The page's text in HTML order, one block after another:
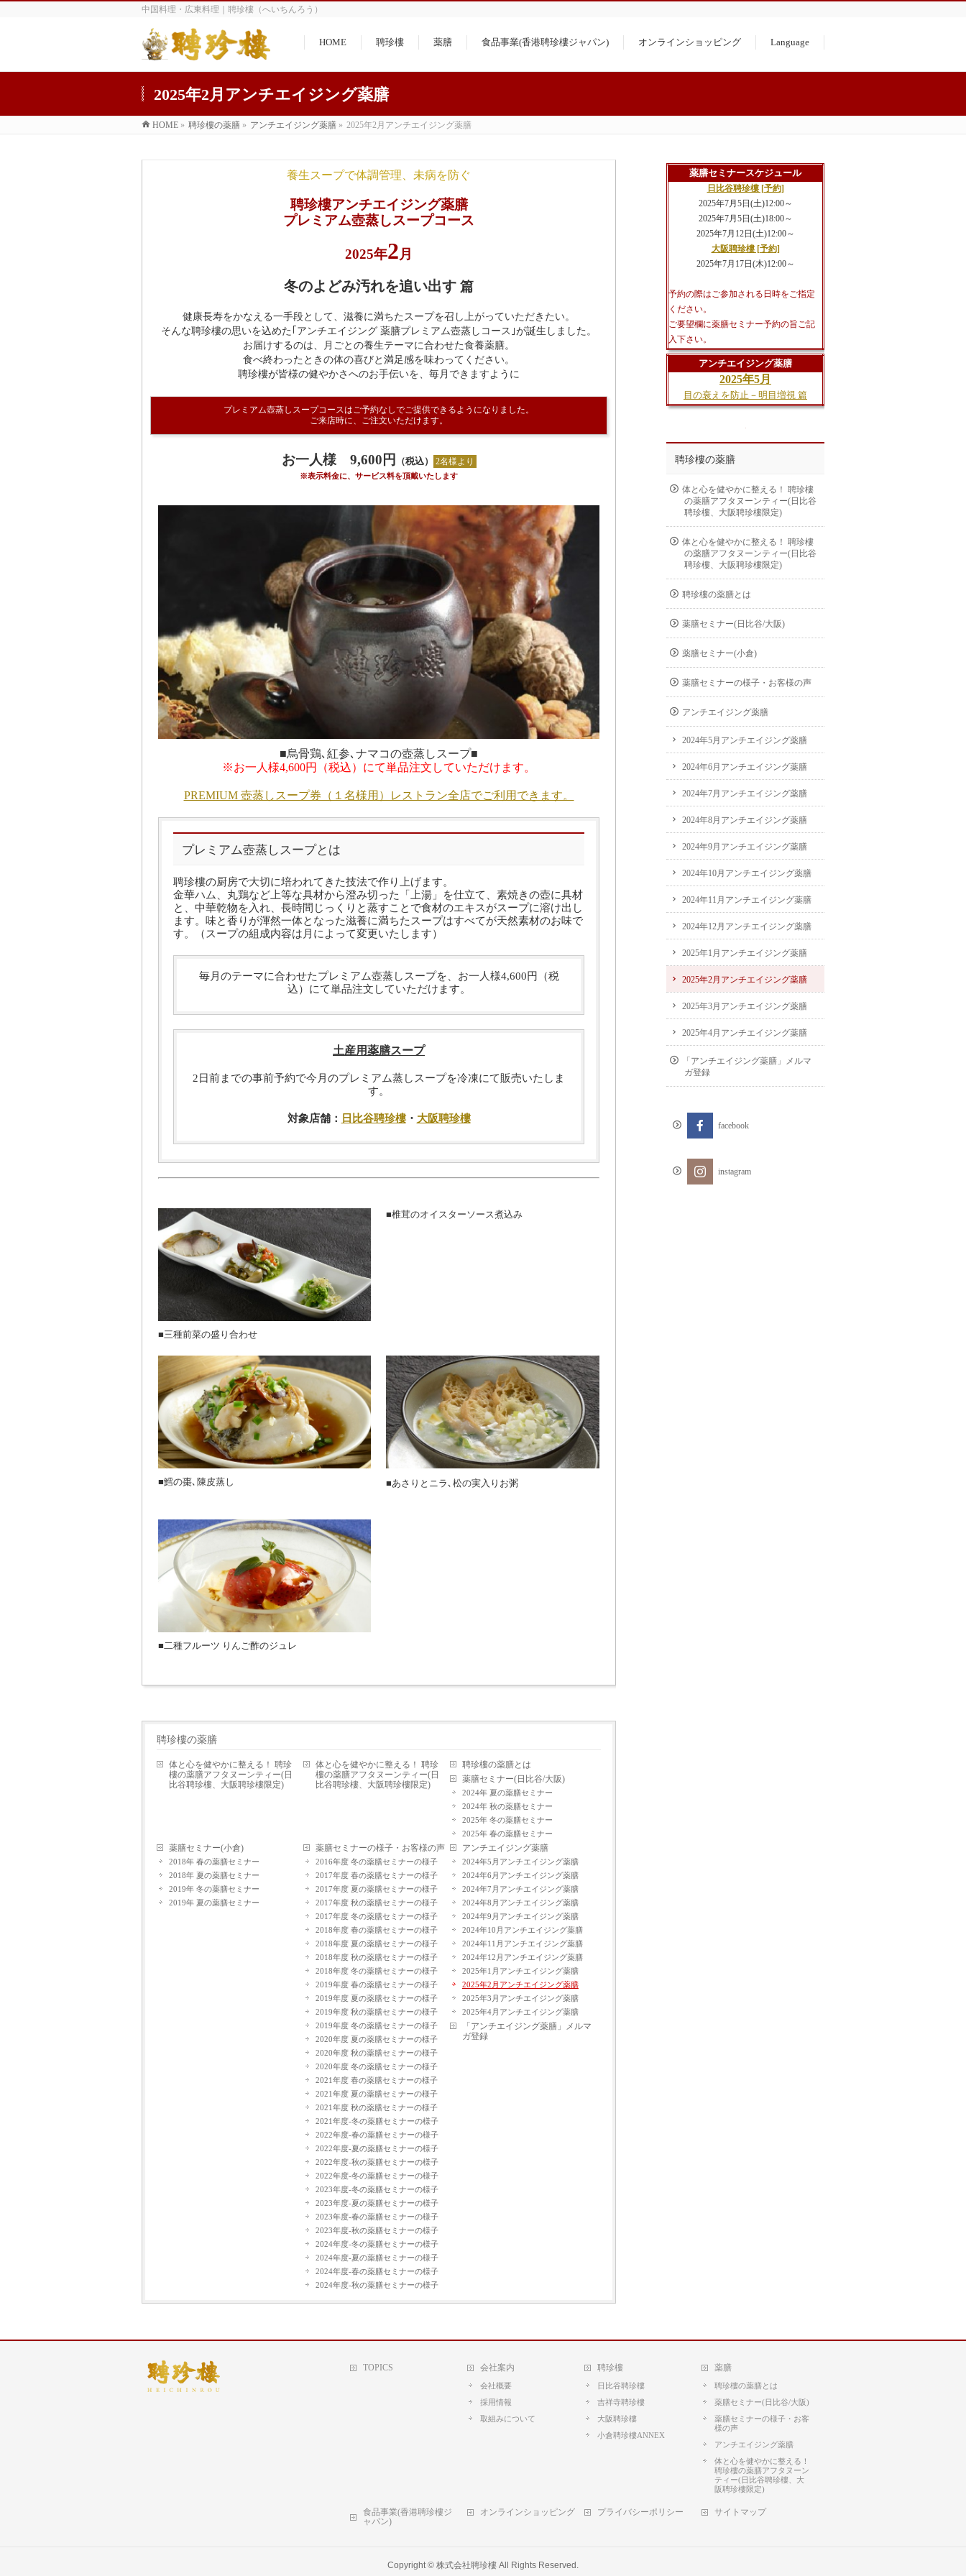
中国料理・広東料理｜聘珍樓（へいちんろう）
HOME 聘珍樓 薬膳 食品事業(香港聘珍樓ジャパン) オンラインショッピング Language
2025年2月アンチエイジング薬膳
HOME » 聘珍樓の薬膳 » アンチエイジング薬膳 » 2025年2月アンチエイジング薬膳
養生スープで体調管理、未病を防ぐ
聘珍樓アンチエイジング薬膳
プレミアム壺蒸しスープコース
2025年2月
冬のよどみ汚れを追い出す 篇
健康長寿をかなえる一手段として、滋養に満ちたスープを召し上がっていただきたい。
そんな聘珍樓の思いを込めた｢アンチエイジング 薬膳プレミアム壺蒸しコース｣が誕生しました。
お届けするのは、月ごとの養生テーマに合わせた食養薬膳。
食べ終わったときの体の喜びと満足感を味わってください。
聘珍樓が皆様の健やかさへのお手伝いを、毎月できますように
プレミアム壺蒸しスープコースはご予約なしでご提供できるようになりました。
ご来店時に、ご注文いただけます。
お一人様 9,600円 （税込） 2名様より
※表示料金に、サービス料を頂戴いたします
■烏骨鶏､紅参､ナマコの壺蒸しスープ■
※お一人様4,600円（税込）にて単品注文していただけます。
PREMIUM 壺蒸しスープ券（１名様用）レストラン全店でご利用できます。
プレミアム壺蒸しスープとは
聘珍樓の厨房で大切に培われてきた技法で作り上げます。
金華ハム、丸鶏など上等な具材から澄み切った「上湯」を仕立て、素焼きの壺に具材
と、中華乾物を入れ、長時間じっくりと蒸すことで食材のエキスがスープに溶け出し
ます。味と香りが渾然一体となった滋養に満ちたスープはすべてが天然素材のお味で
す。（スープの組成内容は月によって変更いたします）
毎月のテーマに合わせたプレミアム壺蒸しスープを、お一人様4,600円（税
込）にて単品注文していただけます。
土産用薬膳スープ
2日前までの事前予約で今月のプレミアム蒸しスープを冷凍にて販売いたしま
す。
対象店舗： 日比谷聘珍樓・ 大阪聘珍樓
■三種前菜の盛り合わせ
■椎茸のオイスターソース煮込み
■鱈の棗､陳皮蒸し ■あさりとニラ､松の実入りお粥
■二種フルーツ りんご酢のジュレ
聘珍樓の薬膳
体と心を健やかに整える！ 聘珍
樓の薬膳アフタヌーンティー(日
比谷聘珍樓、大阪聘珍樓限定)
体と心を健やかに整える！ 聘珍
樓の薬膳アフタヌーンティー(日
比谷聘珍樓、大阪聘珍樓限定)
聘珍樓の薬膳とは
薬膳セミナー(日比谷/大阪)
2024年 夏の薬膳セミナー
2024年 秋の薬膳セミナー
2025年 冬の薬膳セミナー
2025年 春の薬膳セミナー
薬膳セミナー(小倉)
2018年 春の薬膳セミナー
2018年 夏の薬膳セミナー
2019年 冬の薬膳セミナー
2019年 夏の薬膳セミナー
薬膳セミナーの様子・お客様の声
2016年度 冬の薬膳セミナーの様子
2017年度 春の薬膳セミナーの様子
2017年度 夏の薬膳セミナーの様子
2017年度 秋の薬膳セミナーの様子
2017年度 冬の薬膳セミナーの様子
2018年度 春の薬膳セミナーの様子
2018年度 夏の薬膳セミナーの様子
2018年度 秋の薬膳セミナーの様子
2018年度 冬の薬膳セミナーの様子
2019年度 春の薬膳セミナーの様子
2019年度 夏の薬膳セミナーの様子
2019年度 秋の薬膳セミナーの様子
2019年度 冬の薬膳セミナーの様子
2020年度 夏の薬膳セミナーの様子
2020年度 秋の薬膳セミナーの様子
2020年度 冬の薬膳セミナーの様子
2021年度 春の薬膳セミナーの様子
2021年度 夏の薬膳セミナーの様子
2021年度 秋の薬膳セミナーの様子
2021年度-冬の薬膳セミナーの様子
2022年度-春の薬膳セミナーの様子
2022年度-夏の薬膳セミナーの様子
2022年度-秋の薬膳セミナーの様子
2022年度-冬の薬膳セミナーの様子
2023年度-冬の薬膳セミナーの様子
2023年度-夏の薬膳セミナーの様子
2023年度-春の薬膳セミナーの様子
2023年度-秋の薬膳セミナーの様子
2024年度-冬の薬膳セミナーの様子
2024年度-夏の薬膳セミナーの様子
2024年度-春の薬膳セミナーの様子
2024年度-秋の薬膳セミナーの様子
アンチエイジング薬膳
2024年5月アンチエイジング薬膳
2024年6月アンチエイジング薬膳
2024年7月アンチエイジング薬膳
2024年8月アンチエイジング薬膳
2024年9月アンチエイジング薬膳
2024年10月アンチエイジング薬膳
2024年11月アンチエイジング薬膳
2024年12月アンチエイジング薬膳
2025年1月アンチエイジング薬膳
2025年2月アンチエイジング薬膳
2025年3月アンチエイジング薬膳
2025年4月アンチエイジング薬膳
「アンチエイジング薬膳」メルマ
ガ登録
薬膳セミナースケジュール
日比谷聘珍樓 [予約]
2025年7月5日(土)12:00～
2025年7月5日(土)18:00～
2025年7月12日(土)12:00～
大阪聘珍樓 [予約]
2025年7月17日(木)12:00～
予約の際はご参加される日時をご指定
ください。
ご要望欄に薬膳セミナー予約の旨ご記
入下さい。
アンチエイジング薬膳
2025年5月
目の衰えを防止－明目増視 篇
聘珍樓の薬膳
体と心を健やかに整える！ 聘珍樓
の薬膳アフタヌーンティー(日比谷
聘珍樓、大阪聘珍樓限定)
体と心を健やかに整える！ 聘珍樓
の薬膳アフタヌーンティー(日比谷
聘珍樓、大阪聘珍樓限定)
聘珍樓の薬膳とは
薬膳セミナー(日比谷/大阪)
薬膳セミナー(小倉)
薬膳セミナーの様子・お客様の声
アンチエイジング薬膳
2024年5月アンチエイジング薬膳
2024年6月アンチエイジング薬膳
2024年7月アンチエイジング薬膳
2024年8月アンチエイジング薬膳
2024年9月アンチエイジング薬膳
2024年10月アンチエイジング薬膳
2024年11月アンチエイジング薬膳
2024年12月アンチエイジング薬膳
2025年1月アンチエイジング薬膳
2025年2月アンチエイジング薬膳
2025年3月アンチエイジング薬膳
2025年4月アンチエイジング薬膳
「アンチエイジング薬膳」メルマ
ガ登録
facebook
instagram
TOPICS 会社案内
会社概要
採用情報
取組みについて
聘珍樓
日比谷聘珍樓
吉祥寺聘珍樓
大阪聘珍樓
小倉聘珍樓ANNEX
薬膳
聘珍樓の薬膳とは
薬膳セミナー(日比谷/大阪)
薬膳セミナーの様子・お客
様の声
アンチエイジング薬膳
体と心を健やかに整える！
聘珍樓の薬膳アフタヌーン
ティー(日比谷聘珍樓、大
阪聘珍樓限定)
食品事業(香港聘珍樓ジ
ャパン)
オンラインショッピング プライバシーポリシー サイトマップ
Copyright © 株式会社聘珍樓 All Rights Reserved.